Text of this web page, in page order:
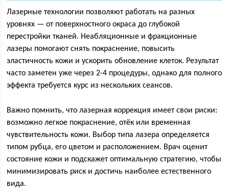
Лазерные технологии позволяют работать на разных
уровнях — от поверхностного окраса до глубокой
перестройки тканей. Неабляционные и фракционные
лазеры помогают снять покраснение, повысить
эластичность кожи и ускорить обновление клеток. Результат
часто заметен уже через 2-4 процедуры, однако для полного
эффекта требуется курс из нескольких сеансов.
Важно помнить, что лазерная коррекция имеет свои риски:
возможно легкое покраснение, отёк или временная
чувствительность кожи. Выбор типа лазера определяется
типом рубца, его цветом и расположением. Врач оценит
состояние кожи и подскажет оптимальную стратегию, чтобы
минимизировать риск и достичь наиболее естественного
вида.